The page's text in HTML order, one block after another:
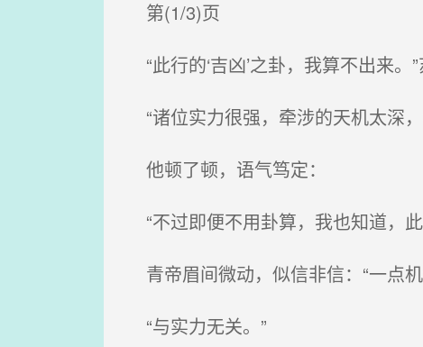
第(1/3)页
“此行的‘吉凶’之卦，我算不出来。”
“诸位实力很强，牵涉的天机太深
他顿了顿，语气笃定：
“不过即便不用卦算，我也知道，
青帝眉间微动，似信非信：“一点
“与实力无关。”